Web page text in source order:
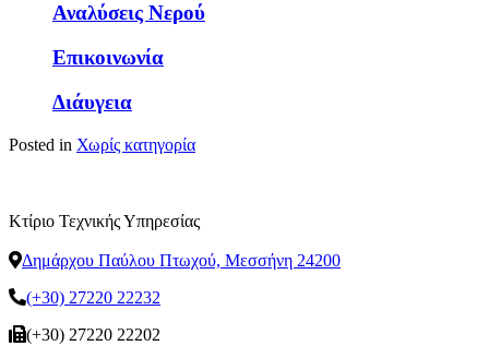
Αναλύσεις Νερού
Επικοινωνία
Διάυγεια
Posted in Χωρίς κατηγορία
Κτίριο Τεχνικής Υπηρεσίας
Δημάρχου Παύλου Πτωχού, Μεσσήνη 24200
(+30) 27220 22232
(+30) 27220 22202